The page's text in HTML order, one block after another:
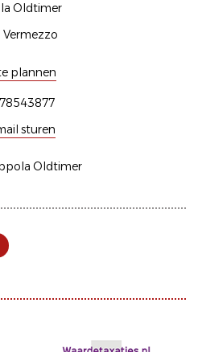
Oldtimer
plannen
sturen
Oldtimer